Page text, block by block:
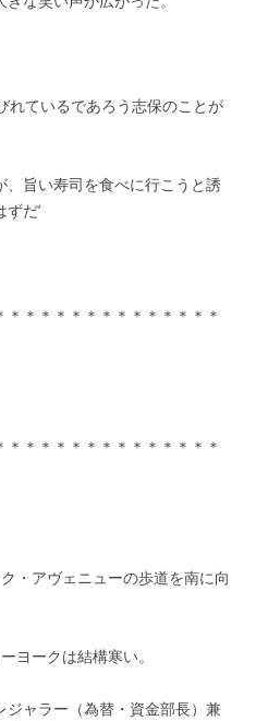
れているであろう志保のことが
旨い寿司を食べに行こうと誘
だ’
＊＊＊＊＊＊＊＊＊＊＊＊＊
＊＊＊＊＊＊＊＊＊＊＊＊＊
・アヴェニューの歩道を南に向
ヨークは結構寒い。
ャラー（為替・資金部長）兼